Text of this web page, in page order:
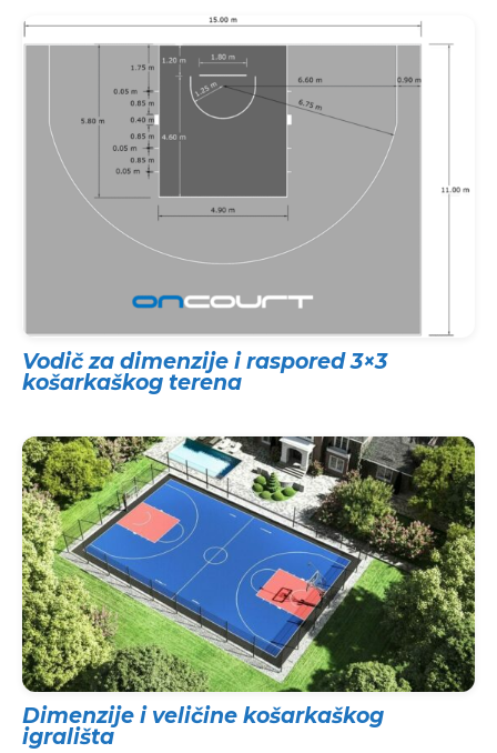
Vodič za dimenzije i raspored 3×3
košarkaškog terena
Dimenzije i veličine košarkaškog
igrališta